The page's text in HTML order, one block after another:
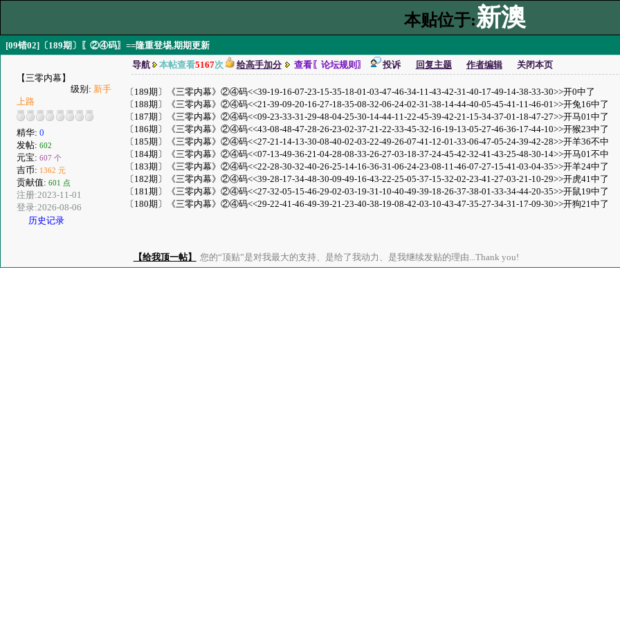
本贴位于:新澳
[09错02]〔189期〕〖②④码〗==隆重登埸,期期更新
【三零内幕】
级别: 新手
上路
精华: 0
发帖: 602
元宝: 607 个
吉币: 1362 元
贡献值: 601 点
注册:2023-11-01
登录:2026-08-06
历史记录
导航 本帖查看5167次 给高手加分 查看〖论坛规则〗 投诉 回复主题 作者编辑 关闭本页
〔189期〕《三零内幕》②④码<<39-19-16-07-23-15-35-18-01-03-47-46-34-11-43-42-31-40-17-49-14-38-33-30>>开0中了
〔188期〕《三零内幕》②④码<<21-39-09-20-16-27-18-35-08-32-06-24-02-31-38-14-44-40-05-45-41-11-46-01>>开兔16中了
〔187期〕《三零内幕》②④码<<09-23-33-31-29-48-04-25-30-14-44-11-22-45-39-42-21-15-34-37-01-18-47-27>>开马01中了
〔186期〕《三零内幕》②④码<<43-08-48-47-28-26-23-02-37-21-22-33-45-32-16-19-13-05-27-46-36-17-44-10>>开猴23中了
〔185期〕《三零内幕》②④码<<27-21-14-13-30-08-40-02-03-22-49-26-07-41-12-01-33-06-47-05-24-39-42-28>>开羊36不中
〔184期〕《三零内幕》②④码<<07-13-49-36-21-04-28-08-33-26-27-03-18-37-24-45-42-32-41-43-25-48-30-14>>开马01不中
〔183期〕《三零内幕》②④码<<22-28-30-32-40-26-25-14-16-36-31-06-24-23-08-11-46-07-27-15-41-03-04-35>>开羊24中了
〔182期〕《三零内幕》②④码<<39-28-17-34-48-30-09-49-16-43-22-25-05-37-15-32-02-23-41-27-03-21-10-29>>开虎41中了
〔181期〕《三零内幕》②④码<<27-32-05-15-46-29-02-03-19-31-10-40-49-39-18-26-37-38-01-33-34-44-20-35>>开鼠19中了
〔180期〕《三零内幕》②④码<<29-22-41-46-49-39-21-23-40-38-19-08-42-03-10-43-47-35-27-34-31-17-09-30>>开狗21中了
【给我顶一帖】 您的“顶贴”是对我最大的支持、是给了我动力、是我继续发贴的理由...Thank you!